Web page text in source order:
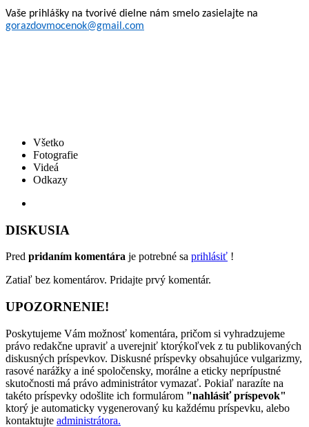
Vaše prihlášky na tvorivé dielne nám smelo zasielajte na
gorazdovmocenok@gmail.com
Všetko
Fotografie
Videá
Odkazy
DISKUSIA
Pred pridaním komentára je potrebné sa prihlásiť !
Zatiaľ bez komentárov. Pridajte prvý komentár.
UPOZORNENIE!
Poskytujeme Vám možnosť komentára, pričom si vyhradzujeme
právo redakčne upraviť a uverejniť ktorýkoľvek z tu publikovaných
diskusných príspevkov. Diskusné príspevky obsahujúce vulgarizmy,
rasové narážky a iné spoločensky, morálne a eticky neprípustné
skutočnosti má právo administrátor vymazať. Pokiaľ narazíte na
takéto príspevky odošlite ich formulárom "nahlásiť príspevok"
ktorý je automaticky vygenerovaný ku každému príspevku, alebo
kontaktujte administrátora.